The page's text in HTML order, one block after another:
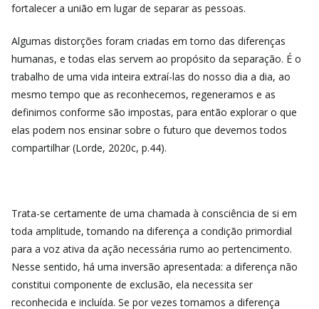
fortalecer a união em lugar de separar as pessoas.
Algumas distorções foram criadas em torno das diferenças
humanas, e todas elas servem ao propósito da separação. É o
trabalho de uma vida inteira extraí-las do nosso dia a dia, ao
mesmo tempo que as reconhecemos, regeneramos e as
definimos conforme são impostas, para então explorar o que
elas podem nos ensinar sobre o futuro que devemos todos
compartilhar (Lorde, 2020c, p.44).
Trata-se certamente de uma chamada à consciência de si em
toda amplitude, tomando na diferença a condição primordial
para a voz ativa da ação necessária rumo ao pertencimento.
Nesse sentido, há uma inversão apresentada: a diferença não
constitui componente de exclusão, ela necessita ser
reconhecida e incluída. Se por vezes tomamos a diferença